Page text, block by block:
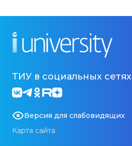
ТИУ в социальных сетях
Версия для слабовидящих
Карта сайта